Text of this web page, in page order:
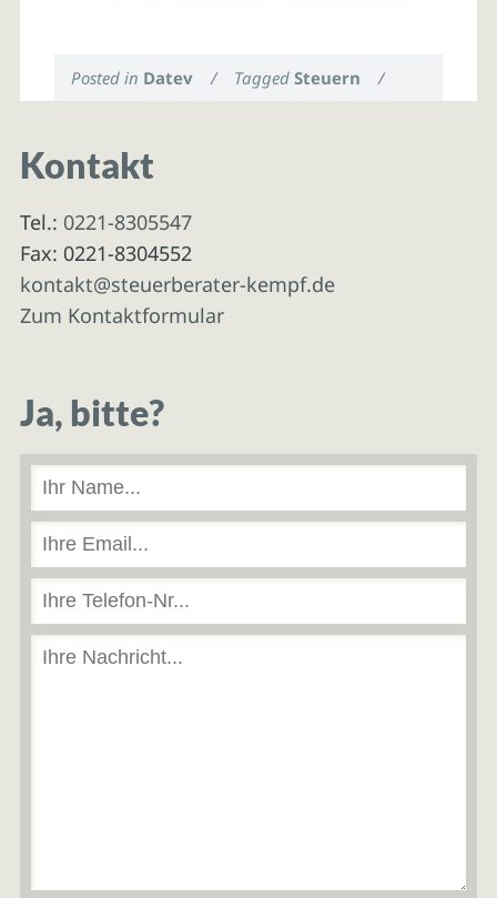
Posted in Datev / TaggedSteuern /
Kontakt
Tel.: 0221-8305547
Fax: 0221-8304552
kontakt@steuerberater-kempf.de
Zum Kontaktformular
Ja, bitte?